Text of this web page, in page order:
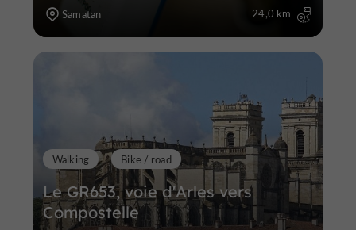
Samatan 24,0 km
Le GR653, voie d'Arles vers
Compostelle
Walking Bike / road